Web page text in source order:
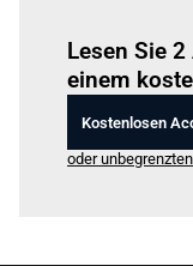
Lesen Sie
einem
Kostenlosen
oder